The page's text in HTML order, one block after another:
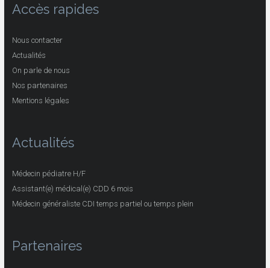
Accès rapides
Nous contacter
Actualités
On parle de nous
Nos partenaires
Mentions légales
Actualités
Médecin pédiatre H/F
Assistant(e) médical(e) CDD 6 mois
Médecin généraliste CDI temps partiel ou temps plein
Partenaires